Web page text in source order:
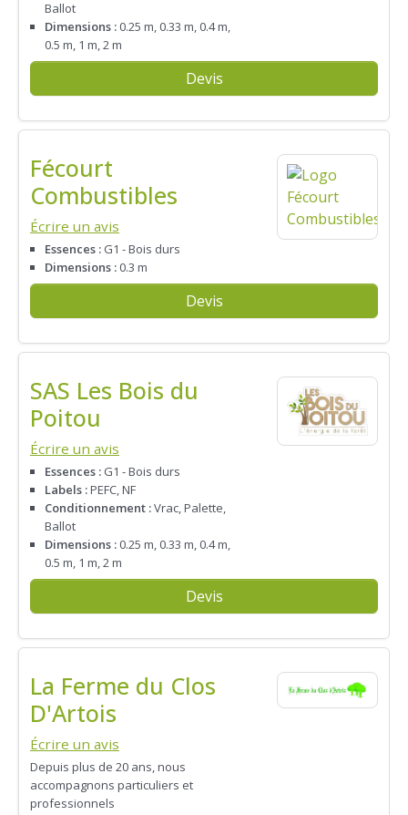
Ballot
Dimensions : 0.25 m, 0.33 m, 0.4 m,
0.5 m, 1 m, 2 m
Devis
Fécourt
Combustibles
Écrire un avis
Essences : G1 - Bois durs
Dimensions : 0.3 m
Devis
SAS Les Bois du
Poitou
Écrire un avis
Essences : G1 - Bois durs
Labels :PEFC, NF
Conditionnement :Vrac, Palette,
Ballot
Dimensions : 0.25 m, 0.33 m, 0.4 m,
0.5 m, 1 m, 2 m
Devis
La Ferme du Clos
D'Artois
Écrire un avis
Depuis plus de 20 ans, nous
accompagnons particuliers et
professionnels